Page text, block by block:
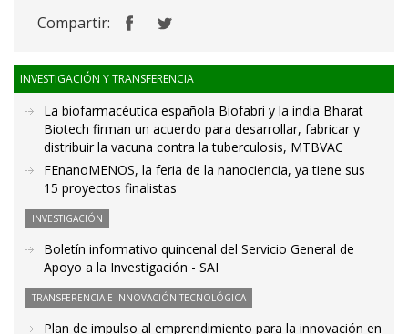
Compartir:
INVESTIGACIÓN Y TRANSFERENCIA
La biofarmacéutica española Biofabri y la india Bharat
Biotech firman un acuerdo para desarrollar, fabricar y
distribuir la vacuna contra la tuberculosis, MTBVAC
FEnanoMENOS, la feria de la nanociencia, ya tiene sus
15 proyectos finalistas
INVESTIGACIÓN
Boletín informativo quincenal del Servicio General de
Apoyo a la Investigación - SAI
TRANSFERENCIA E INNOVACIÓN TECNOLÓGICA
Plan de impulso al emprendimiento para la innovación en